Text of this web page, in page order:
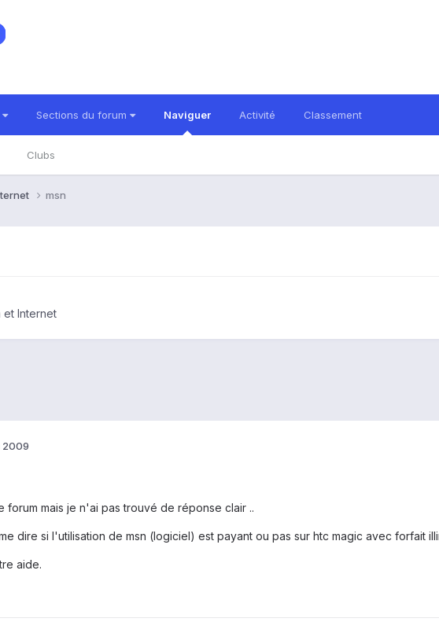
Sections du forum Naviguer
Clubs
Activité Classement
msn
et Internet
2009
forum mais je n'ai pas trouvé de réponse clair ..
dire si l'utilisation de msn (logiciel) est payant ou pas sur htc magic avec forfait
aide.